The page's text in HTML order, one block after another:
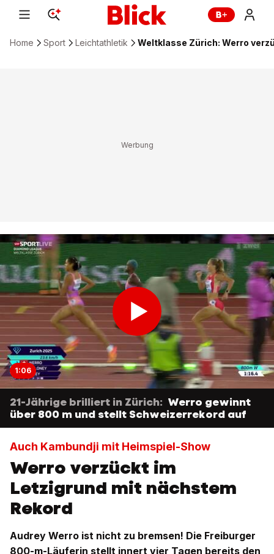
Home Sport Leichtathletik Weltklasse Zürich: Werro
1:06
21-Jährige brilliert in Zürich: Werro gewinnt
über 800 m und stellt Schweizerrekord auf
Auch Kambundji mit Heimspiel-Show
Werro verzückt im
Letzigrund mit nächstem
Rekord
Audrey Werro ist nicht zu bremsen! Die Freiburger
800-m-Läuferin stellt innert vier Tagen bereits den